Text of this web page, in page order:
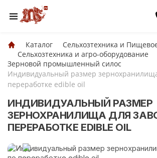
Каталог
Сельхозтехника и
Сельхозтехника и агро-оборудование
Зерновой промышленный силос
Индивидуальный размер
переработке edible oil
ИНДИВИДУАЛЬНЫЙ РАЗМЕР
ЗЕРНОХРАНИЛИЩА ДЛЯ
ПЕРЕРАБОТКЕ EDIBLE OIL